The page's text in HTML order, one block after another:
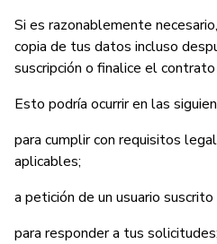
Si es razonablemente
copia de tus datos incluso
suscripción o finalice el
Esto podría ocurrir en las
para cumplir con requisitos
aplicables;
a petición de un usuario
para responder a tus solicitudes;